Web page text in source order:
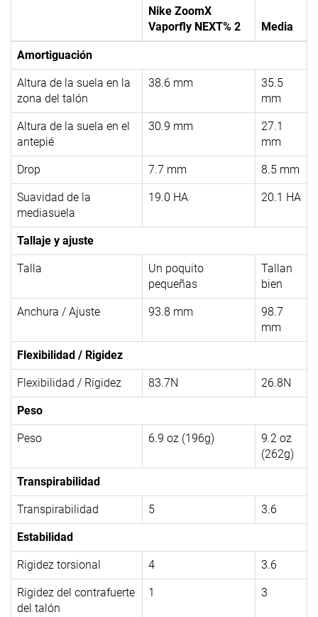
Nike ZoomX
Vaporfly NEXT% 2
Media
Amortiguación
Altura de la suela en la
zona del talón
38.6 mm
35.5
mm
Altura de la suela en el
antepié
30.9 mm
27.1
mm
Drop 7.7 mm 8.5 mm
Suavidad de la
mediasuela
19.0 HA 20.1 HA
Tallaje y ajuste
Talla
Un poquito
pequeñas
Tallan
bien
Anchura / Ajuste 93.8 mm
98.7
mm
Flexibilidad / Rigidez
Flexibilidad / Rigidez 83.7N 26.8N
Peso
Peso 6.9 oz (196g)
9.2 oz
(262g)
Transpirabilidad
Transpirabilidad 5 3.6
Estabilidad
Rigidez torsional 4 3.6
Rigidez del contrafuerte
del talón
1 3